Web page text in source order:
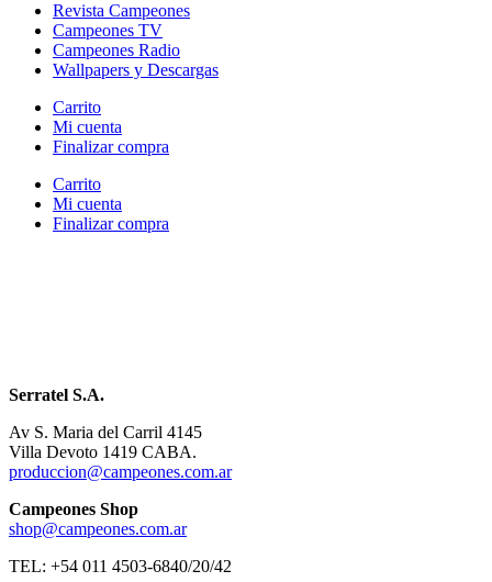
Revista Campeones
Campeones TV
Campeones Radio
Wallpapers y Descargas
Carrito
Mi cuenta
Finalizar compra
Carrito
Mi cuenta
Finalizar compra
Serratel S.A.
Av S. Maria del Carril 4145
Villa Devoto 1419 CABA.
produccion@campeones.com.ar
Campeones Shop
shop@campeones.com.ar
TEL: +54 011 4503-6840/20/42